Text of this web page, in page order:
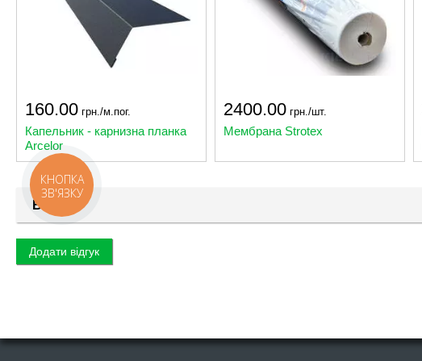
160.00 грн./м.пог.
Капельник - карнизна планка
Arcelor
2400.00 грн./шт.
Мембрана Strotex
Відгуки
Додати відгук
КНОПКА
ЗВ'ЯЗКУ